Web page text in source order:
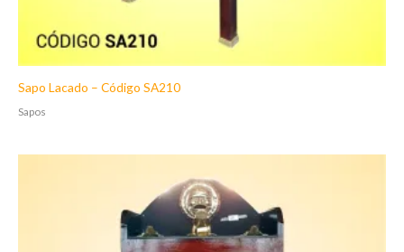
Sapo Lacado – Código SA210
Sapos